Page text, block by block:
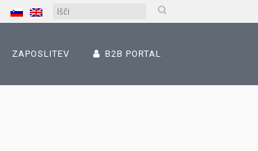
ZAPOSLITEV B2B PORTAL